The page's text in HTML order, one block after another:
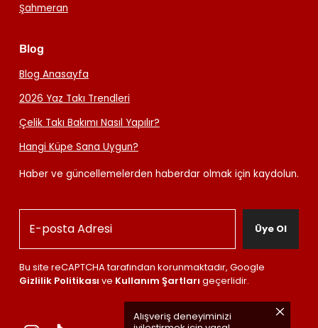
Alışveriş deneyiminizi
Şahmeran
Blog
Blog Anasayfa
2026 Yaz Takı Trendleri
Çelik Takı Bakımı Nasıl Yapılır?
Hangi Küpe Sana Uygun?
Haber ve güncellemelerden haberdar olmak için kaydolun.
Üye Ol
Bu site reCAPTCHA tarafından korunmaktadır, Google
Gizlilik Politikası ve Kullanım Şartları geçerlidir.